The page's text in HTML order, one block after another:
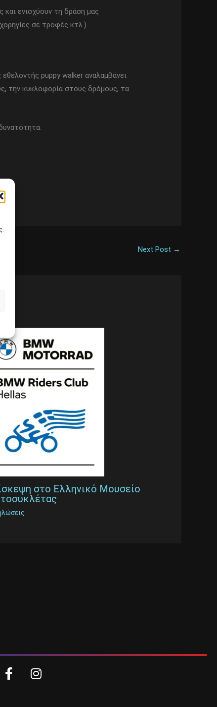
ενισχύουν τη δράση μας
σε τροφές κτλ.).
puppy walker αναλαμβάνει
την κυκλοφορία στους δρόμους, τα
Next Post →
στο Ελληνικό Μουσείο
Facebook-
f
Instagram